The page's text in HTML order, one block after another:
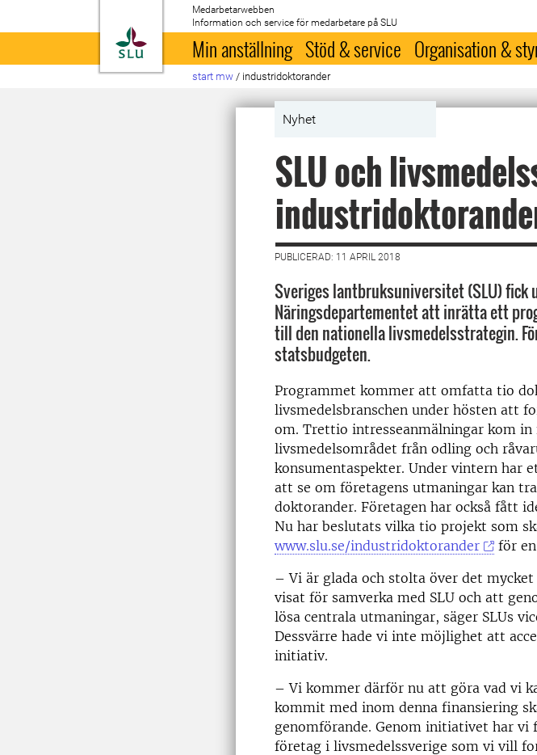
Till startsida
Medarbetarwebben
Information och service för medarbetare på SLU
Min anställning Stöd & service Organisation &
start mw / industridoktorander
Nyhet
SLU och
PUBLICERAD: 11 APRIL 2018
Sveriges lantbruksuniversitet (SLU) fick
Näringsdepartementet att inrätta ett
till den nationella livsmedelsstrategin.
statsbudgeten.
Programmet kommer att omfatta tio
livsmedelsbranschen under hösten att
om. Trettio intresseanmälningar kom
livsmedelsområdet från odling och
konsumentaspekter. Under vintern har
att se om företagens utmaningar kan
doktorander. Företagen har också fått
Nu har beslutats vilka tio projekt som
www.slu.se/industridoktorander
för
– Vi är glada och stolta över det
visat för samverka med SLU och att
lösa centrala utmaningar, säger SLUs
Dessvärre hade vi inte möjlighet att
initiativ.
– Vi kommer därför nu att göra vad vi
kommit med inom denna finansiering
genomförande. Genom initiativet har
företag i livsmedelssverige som vi vill